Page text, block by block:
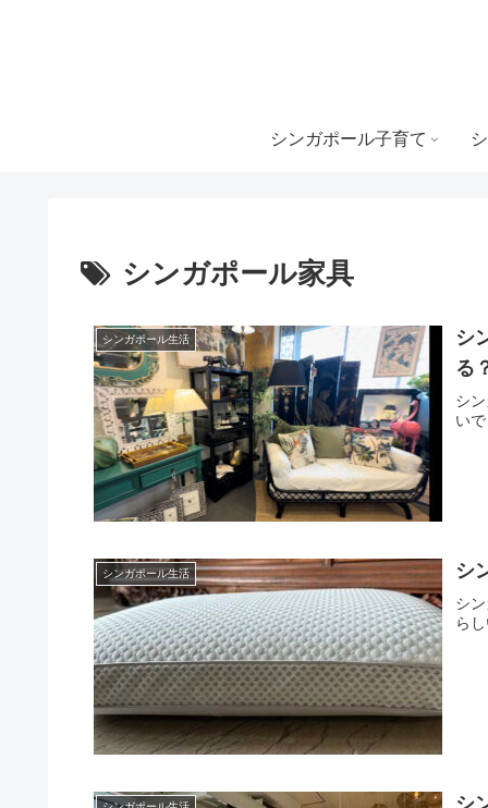
シンガポール子育て
シンガポール家具
シンガポール生活
シ
る
シ
い
シンガポール生活 シ
シ
ら